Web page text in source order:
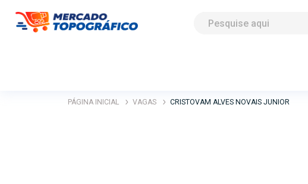
PÁGINA INICIAL VAGAS CRISTOVAM ALVES NOVAIS JUNIOR